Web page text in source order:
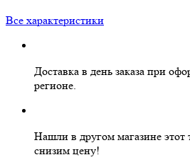
Все характеристики
Доставка в день заказа при
регионе.
Нашли в другом магазине этот
снизим цену!